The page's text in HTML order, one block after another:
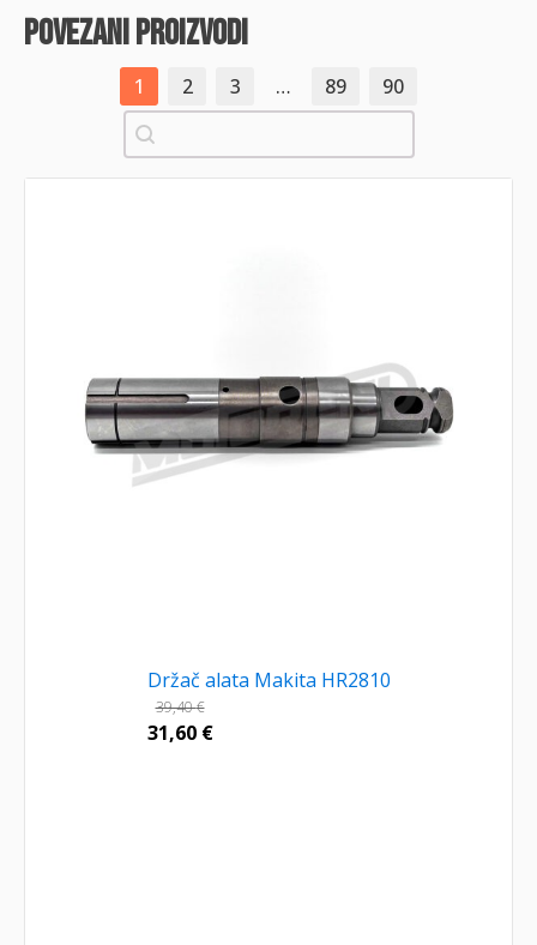
povezani proizvodi
1 2 3 … 89
90
Pretraži
Držač alata Makita HR2810
39,40€
31,60 €